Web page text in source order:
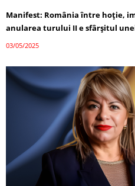
Manifest: România între hoție,
anularea turului II e sfârșitul
03/05/2025